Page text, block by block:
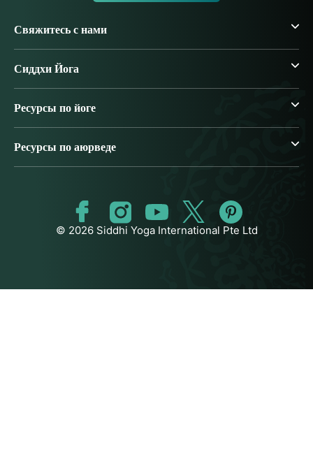
Свяжитесь с нами
Сиддхи Йога
Ресурсы по йоге
Ресурсы по аюрведе
© 2026 Siddhi Yoga International Pte Ltd